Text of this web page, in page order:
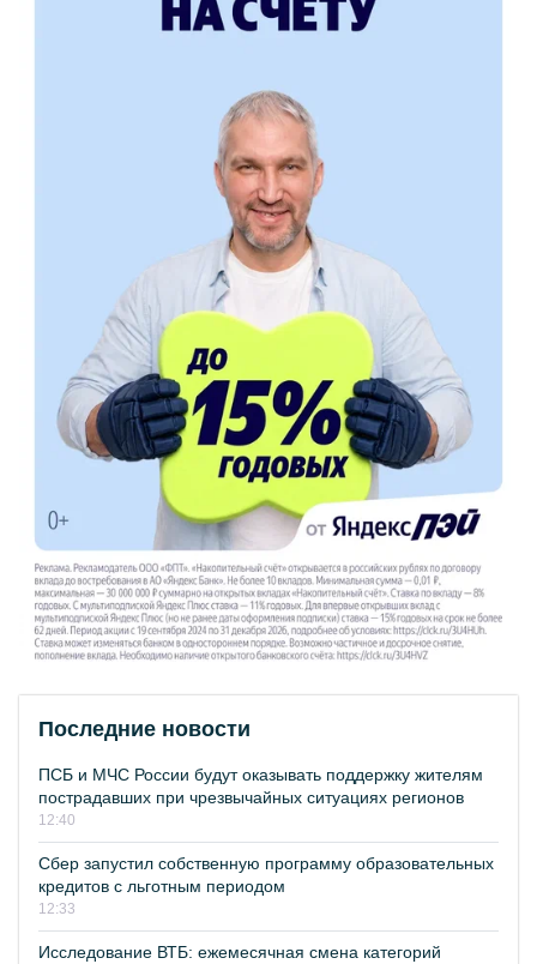
Последние новости
ПСБ и МЧС России будут оказывать поддержку жителям
пострадавших при чрезвычайных ситуациях регионов
12:40
Сбер запустил собственную программу образовательных
кредитов с льготным периодом
12:33
Исследование ВТБ: ежемесячная смена категорий